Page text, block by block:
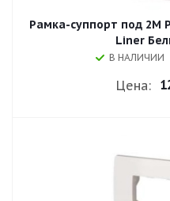
Рамка-суппорт под 2М
Liner
В НАЛИЧИИ
Цена: